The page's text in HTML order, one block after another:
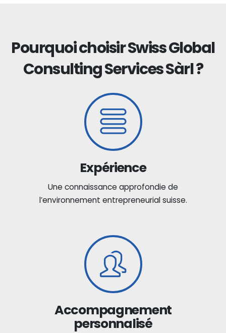
Pourquoi choisir Swiss Global
Consulting Services Sàrl ?
Expérience
Une connaissance approfondie de
l’environnement entrepreneurial suisse.
Accompagnement
personnalisé